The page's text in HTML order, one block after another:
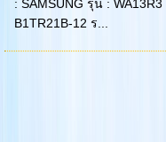
: SAMSUNG รุ่น :
B1TR21B-12 ร...